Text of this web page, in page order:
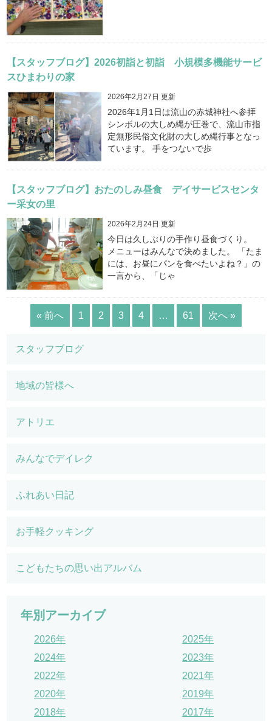
【スタッフブログ】2026初詣と初詣 小規模多機能サービ
スひまわりの家
2026年2月27日 更新
2026年1月1日は流山の赤城神社へ参拝
シンボルの大しめ縄が圧巻で、流山市指
定無形民俗文化財の大しめ縄行事となっ
ています。 手をつないで歩
【スタッフブログ】おたのしみ昼食 デイサービスセンタ
ー采女の里
2026年2月24日 更新
今日は久しぶりの手作り昼食づくり。
メニューはみんなで決めました。 「たま
には、お昼にパンを食べたいよね？」の
一言から、「じゃ
« 前へ 1 2 3 4 … 61 次へ »
スタッフブログ
地域の皆様へ
アトリエ
みんなでデイレク
ふれあい日記
お手軽クッキング
こどもたちの思い出アルバム
年別アーカイブ
2026年
2025年
2024年
2023年
2022年
2021年
2020年
2019年
2018年
2017年